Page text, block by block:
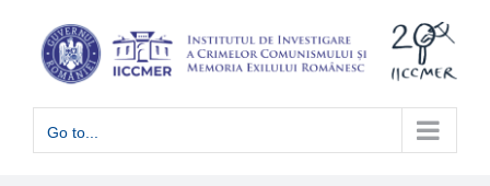
content
Go to...